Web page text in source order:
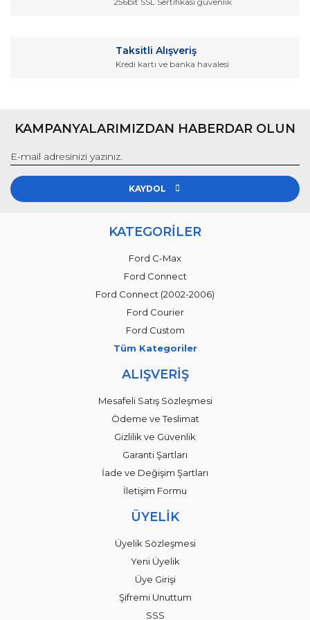
Taksitli Alışveriş
Kredi kartı ve banka havalesi
KAMPANYALARIMIZDAN HABERDAR OLUN
KAYDOL
KATEGORİLER
Ford C-Max
Ford Connect
Ford Connect (2002-2006)
Ford Courier
Ford Custom
Tüm Kategoriler
ALIŞVERİŞ
Mesafeli Satış Sözleşmesi
Ödeme ve Teslimat
Gizlilik ve Güvenlik
Garanti Şartları
İade ve Değişim Şartları
İletişim Formu
ÜYELİK
Üyelik Sözleşmesi
Yeni Üyelik
Üye Girişi
Şifremi Unuttum
SSS